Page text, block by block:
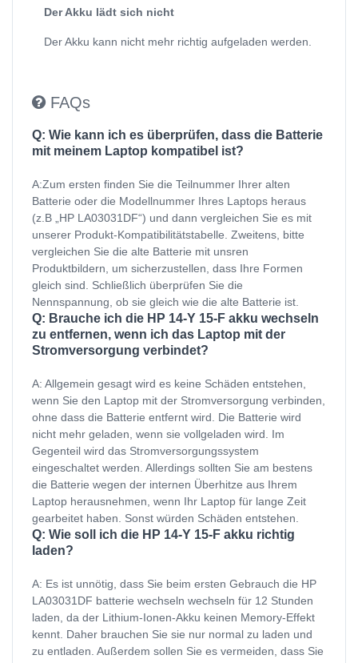
Der Akku lädt sich nicht
Der Akku kann nicht mehr richtig aufgeladen werden.
FAQs
Q: Wie kann ich es überprüfen, dass die Batterie
mit meinem Laptop kompatibel ist?
A:Zum ersten finden Sie die Teilnummer Ihrer alten
Batterie oder die Modellnummer Ihres Laptops heraus
(z.B „HP LA03031DF“) und dann vergleichen Sie es mit
unserer Produkt-Kompatibilitätstabelle. Zweitens, bitte
vergleichen Sie die alte Batterie mit unsren
Produktbildern, um sicherzustellen, dass Ihre Formen
gleich sind. Schließlich überprüfen Sie die
Nennspannung, ob sie gleich wie die alte Batterie ist.
Q: Brauche ich die HP 14-Y 15-F akku wechseln
zu entfernen, wenn ich das Laptop mit der
Stromversorgung verbindet?
A: Allgemein gesagt wird es keine Schäden entstehen,
wenn Sie den Laptop mit der Stromversorgung verbinden,
ohne dass die Batterie entfernt wird. Die Batterie wird
nicht mehr geladen, wenn sie vollgeladen wird. Im
Gegenteil wird das Stromversorgungssystem
eingeschaltet werden. Allerdings sollten Sie am bestens
die Batterie wegen der internen Überhitze aus Ihrem
Laptop herausnehmen, wenn Ihr Laptop für lange Zeit
gearbeitet haben. Sonst würden Schäden entstehen.
Q: Wie soll ich die HP 14-Y 15-F akku richtig
laden?
A: Es ist unnötig, dass Sie beim ersten Gebrauch die HP
LA03031DF batterie wechseln wechseln für 12 Stunden
laden, da der Lithium-Ionen-Akku keinen Memory-Effekt
kennt. Daher brauchen Sie sie nur normal zu laden und
zu entladen. Außerdem sollen Sie es vermeiden, dass Sie